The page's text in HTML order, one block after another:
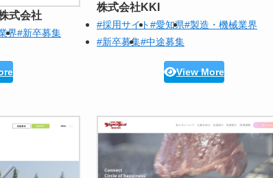
式会社
界#新卒募集
株式会社KKI
#採用サイト#愛知県#製造・機械業界
#新卒募集#中途募集
View More